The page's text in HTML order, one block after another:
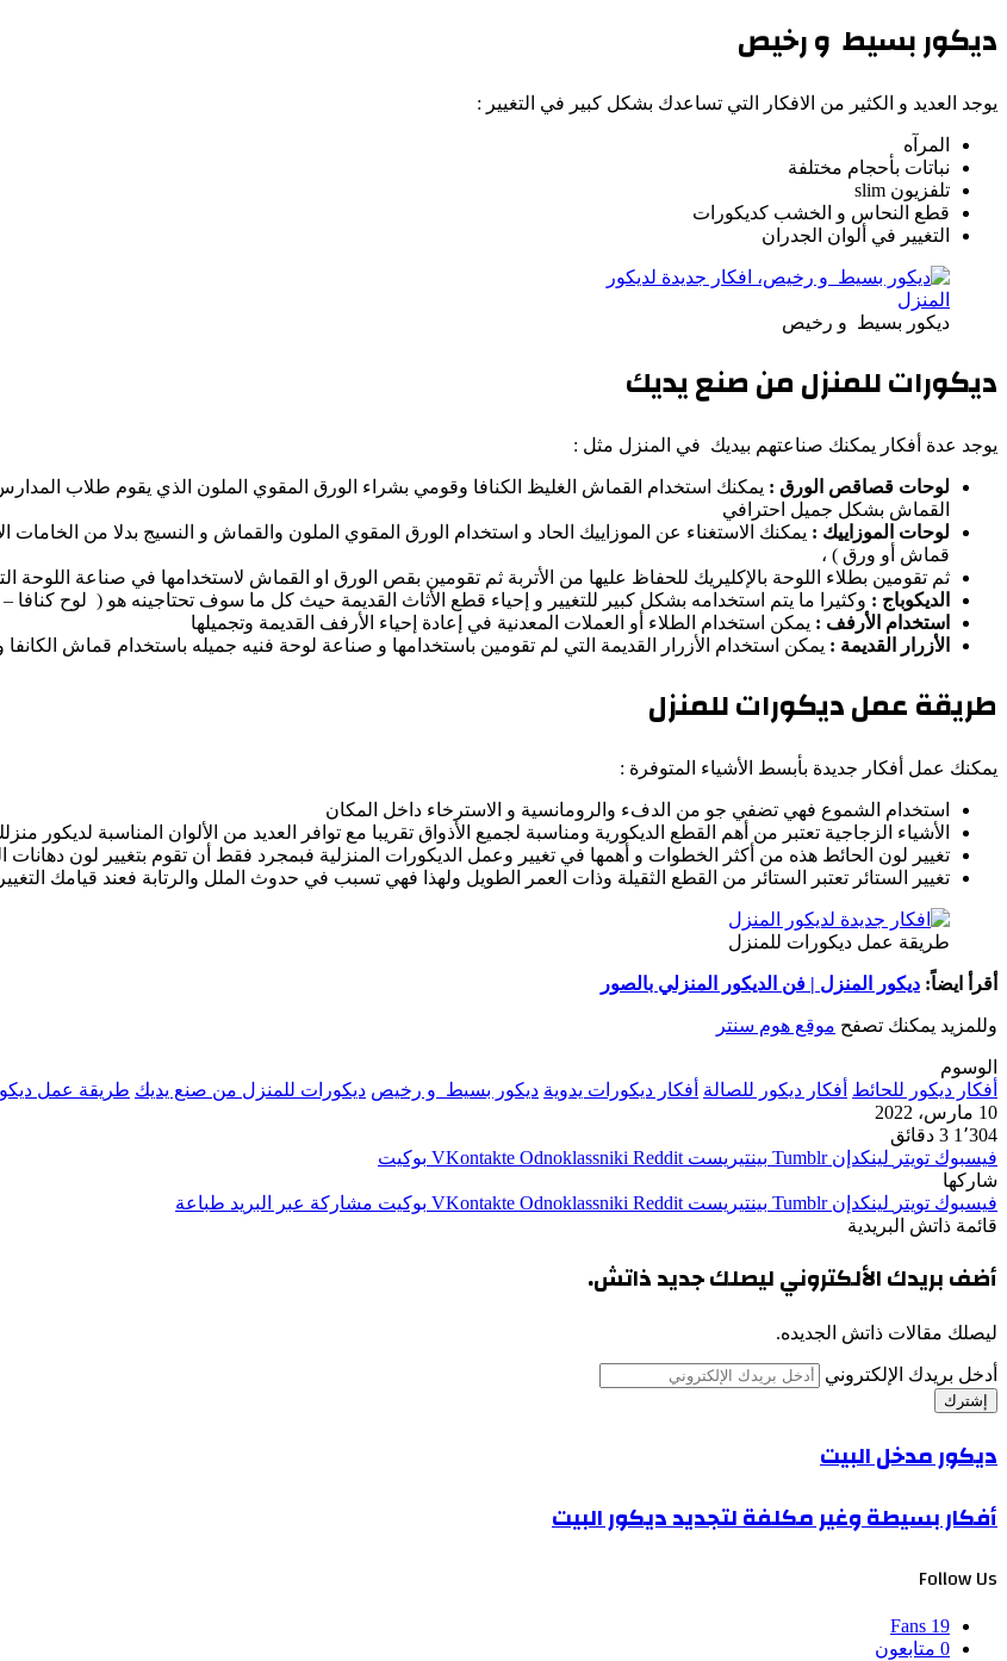
ديكور بسيط و رخيص
يوجد العديد و الكثير من الافكار التي تساعدك بشكل كبير في التغيير :
المرآه
نباتات بأحجام مختلفة
تلفزيون slim
قطع النحاس و الخشب كديكورات
التغيير في ألوان الجدران
ديكور بسيط و رخيص
ديكورات للمنزل من صنع يديك
يوجد عدة أفكار يمكنك صناعتهم بيديك في المنزل مثل :
لوحات قصاقص الورق : يمكنك استخدام القماش الغليظ الكنافا وقومي بشراء الورق المقوي الملون الذي يقوم طلاب
القماش بشكل جميل احترافي
لوحات الموزاييك : يمكنك الاستغناء عن الموزاييك الحاد و استخدام الورق المقوي الملون والقماش و النسيج بدلا من الخامات
قماش أو ورق ) ،
ثم تقومين بطلاء اللوحة بالإكليريك للحفاظ عليها من الأتربة ثم تقومين بقص الورق او القماش لاستخدامها في صناعة اللوحة
الديكوباج : وكثيرا ما يتم استخدامه بشكل كبير للتغيير و إحياء قطع الأثاث القديمة حيث كل ما سوف تحتاجينه هو ( لوح
استخدام الأرفف : يمكن استخدام الطلاء أو العملات المعدنية في إعادة إحياء الأرفف القديمة وتجميلها
الأزرار القديمة : يمكن استخدام الأزرار القديمة التي لم تقومين باستخدامها و صناعة لوحة فنيه جميله باستخدام قماش
طريقة عمل ديكورات للمنزل
يمكنك عمل أفكار جديدة بأبسط الأشياء المتوفرة :
استخدام الشموع فهي تضفي جو من الدفء والرومانسية و الاسترخاء داخل المكان
الأشياء الزجاجية تعتبر من أهم القطع الديكورية ومناسبة لجميع الأذواق تقريبا مع توافر العديد من الألوان المناسبة لديكور
تغيير لون الحائط هذه من أكثر الخطوات و أهمها في تغيير وعمل الديكورات المنزلية فبمجرد فقط أن تقوم بتغيير لون دهانات
تغيير الستائر تعتبر الستائر من القطع الثقيلة وذات العمر الطويل ولهذا فهي تسبب في حدوث الملل والرتابة فعند قيامك
طريقة عمل ديكورات للمنزل
أقرأ ايضاً: ديكور المنزل | فن الديكور المنزلي بالصور
وللمزيد يمكنك تصفح موقع هوم سنتر
الوسوم
أفكار ديكور للحائط أفكار ديكور للصالة أفكار ديكورات يدوية ديكور بسيط و رخيص ديكورات للمنزل من صنع يديك طريقة عمل
10 مارس، 2022
1٬304 3 دقائق
فيسبوك تويتر لينكدإن بينتيريست Odnoklassniki
بوكيت
شاركها
فيسبوك تويتر لينكدإن بينتيريست Odnoklassniki بوكيت مشاركة عبر البريد طباعة
قائمة ذاتش البريدية
أضف بريدك الألكتروني ليصلك جديد ذاتش.
ليصلك مقالات ذاتش الجديده.
أدخل بريدك الإلكتروني
ديكور مدخل البيت
أفكار بسيطة وغير مكلفة لتجديد ديكور البيت
Follow Us
19
Fans
0 متابعون